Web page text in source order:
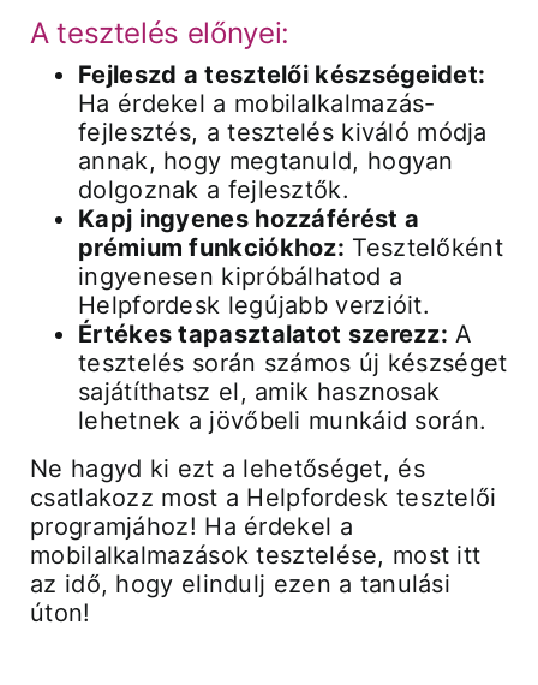
A tesztelés előnyei:
Fejleszd a tesztelői készségeidet:
Ha érdekel a mobilalkalmazás-
fejlesztés, a tesztelés kiváló módja
annak, hogy megtanuld, hogyan
dolgoznak a fejlesztők.
Kapj ingyenes hozzáférést a
prémium funkciókhoz: Tesztelőként
ingyenesen kipróbálhatod a
Helpfordesk legújabb verzióit.
Értékes tapasztalatot szerezz: A
tesztelés során számos új készséget
sajátíthatsz el, amik hasznosak
lehetnek a jövőbeli munkáid során.
Ne hagyd ki ezt a lehetőséget, és
csatlakozz most a Helpfordesk tesztelői
programjához! Ha érdekel a
mobilalkalmazások tesztelése, most itt
az idő, hogy elindulj ezen a tanulási
úton!